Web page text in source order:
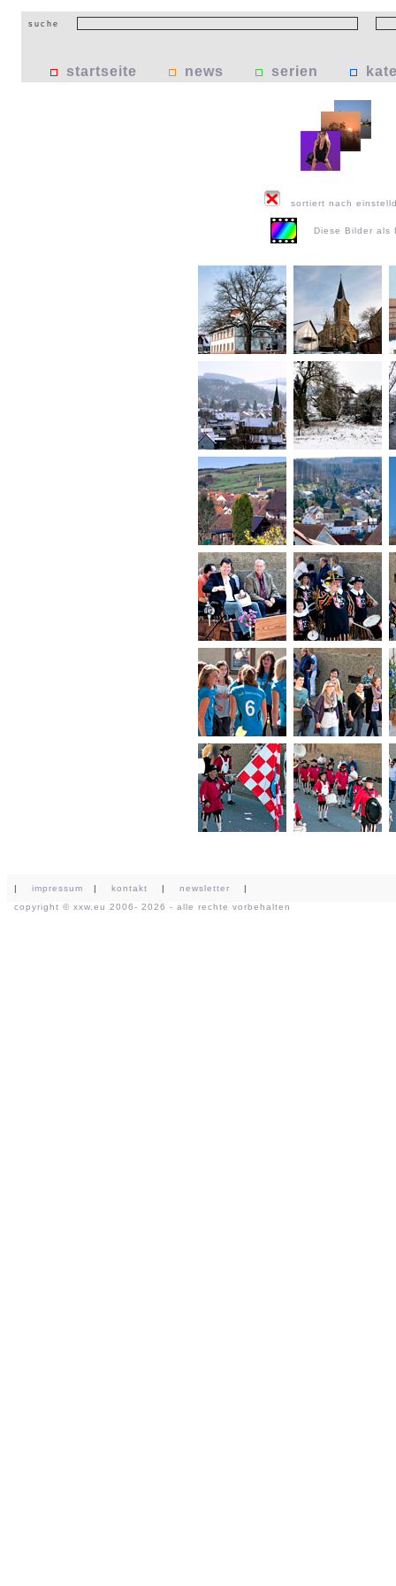
suche
startseite news serien
sortiert nach
Diese Bilder als
| impressum | kontakt | newsletter |
copyright © xxw.eu 2006- 2026 - alle rechte vorbehalten